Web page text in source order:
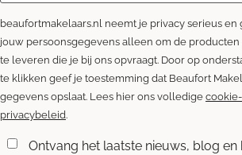
beaufortmakelaars.nl neemt je privacy serieus en
jouw persoonsgegevens alleen om de producten
te leveren die je bij ons opvraagt. Door op
te klikken geef je toestemming dat Beaufort
gegevens opslaat. Lees hier ons volledige
privacybeleid.
Ontvang het laatste nieuws, blog en